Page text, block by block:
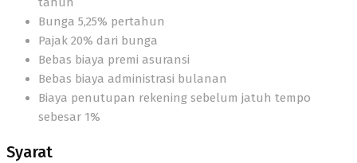
Bunga 5,25% pertahun
Pajak 20% dari bunga
Bebas biaya premi asuransi
Bebas biaya administrasi bulanan
Biaya penutupan rekening sebelum jatuh tempo
sebesar 1%
Syarat